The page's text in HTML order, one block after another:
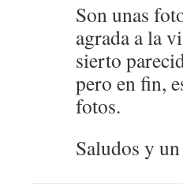
Son unas
agrada a la
sierto
pero en fin,
fotos.
Saludos y